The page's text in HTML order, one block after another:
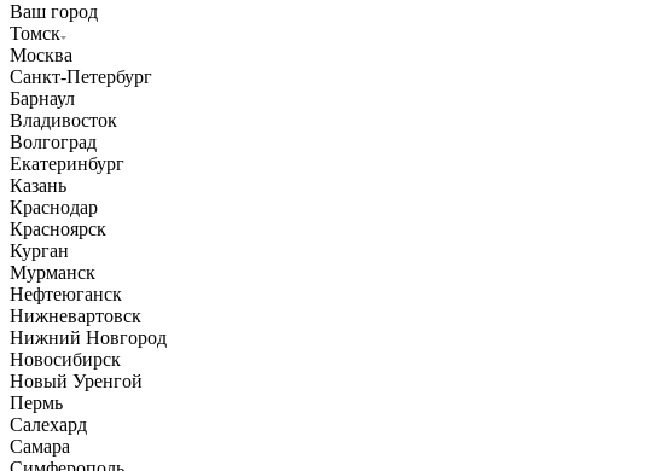
Ваш город
Томск
Москва
Санкт-Петербург
Барнаул
Владивосток
Волгоград
Екатеринбург
Казань
Краснодар
Красноярск
Курган
Мурманск
Нефтеюганск
Нижневартовск
Нижний Новгород
Новосибирск
Новый Уренгой
Пермь
Салехард
Самара